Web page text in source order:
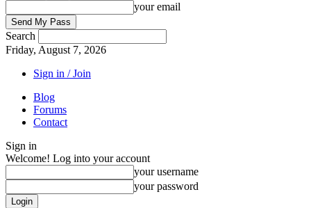
your email
Search
Friday, August 7, 2026
Sign in / Join
Blog
Forums
Contact
Sign in
Welcome! Log into your account
your username
your password